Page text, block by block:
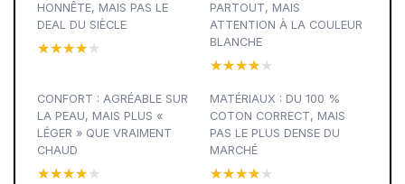
HONNÊTE, MAIS PAS LE
DEAL DU SIÈCLE
★★★★★
★★★★★
PARTOUT, MAIS
ATTENTION À LA COULEUR
BLANCHE
★★★★★
★★★★★
CONFORT : AGRÉABLE SUR
LA PEAU, MAIS PLUS «
LÉGER » QUE VRAIMENT
CHAUD
★★★★★
★★★★★
MATÉRIAUX : DU 100 %
COTON CORRECT, MAIS
PAS LE PLUS DENSE DU
MARCHÉ
★★★★★
★★★★★